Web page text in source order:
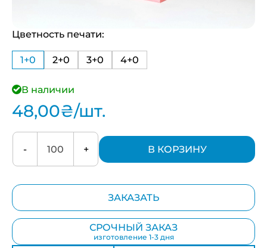
Цветность печати:
1+0 2+0 3+0 4+0
В наличии
48,00₴/шт.
- + В КОРЗИНУ
ЗАКАЗАТЬ
СРОЧНЫЙ ЗАКАЗ
изготовление 1-3 дня